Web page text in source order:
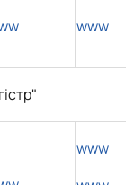
www
www